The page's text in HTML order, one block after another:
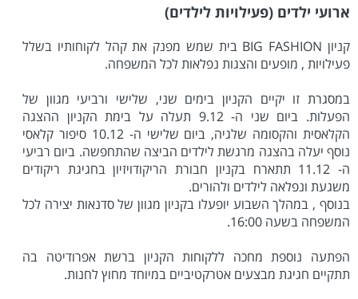
ארועי ילדים (פעילויות לילדים)
קניון BIG FASHION בית שמש מפנק את קהל לקוחותיו בשלל
פעילויות , מופעים והצגות נפלאות לכל המשפחה.
במסגרת זו יקיים הקניון בימים שני, שלישי ורביעי מגוון של
הפעלות. ביום שני ה- 9.12 תעלה על בימת הקניון ההצגה
הקלאסית והקסומה שלגיה, ביום שלישי ה- 10.12 סיפור קלאסי
נוסף יעלה בהצגה מרגשת לילדים הביצה שהתחפשה. ביום רביעי
ה- 11.12 תתארח בקניון חבורת הריקודויזיון בחגיגת ריקודים
משגעת ונפלאה לילדים ולהורים.
בנוסף , במהלך השבוע יופעלו בקניון מגוון של סדנאות יצירה לכל
המשפחה בשעה 16:00.
הפתעה נוספת מחכה ללקוחות הקניון ברשת אפרודיטה בה
תתקיים חגיגת מבצעים אטרקטיביים במיוחד מחוץ לחנות.